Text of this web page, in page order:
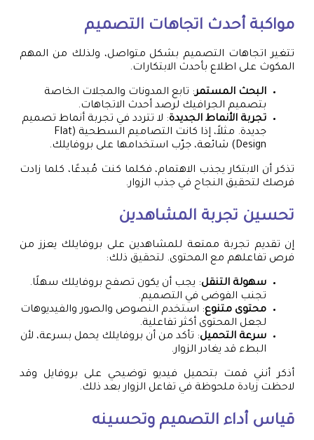
مواكبة أحدث اتجاهات التصميم
تتغير اتجاهات التصميم بشكل متواصل، ولذلك من المهم
المكوث على اطلاع بأحدث الابتكارات.
البحث المستمر: تابع المدونات والمجلات الخاصة
بتصميم الجرافيك لرصد أحدث الاتجاهات.
تجربة الأنماط الجديدة: لا تتردد في تجربة أنماط تصميم
جديدة. مثلاً، إذا كانت التصاميم السطحية (Flat
Design) شائعة، جرّب استخدامها على بروفايلك.
تذكر أن الابتكار يجذب الاهتمام، فكلما كنت مُبدعًا، كلما زادت
فرصك لتحقيق النجاح في جذب الزوار.
تحسين تجربة المشاهدين
إن تقديم تجربة ممتعة للمشاهدين على بروفايلك يعزز من
فرص تفاعلهم مع المحتوى. لتحقيق ذلك:
سهولة التنقل: يجب أن يكون تصفح بروفايلك سهلًا.
تجنب الفوضى في التصميم.
محتوى متنوع: استخدم النصوص والصور والفيديوهات
لجعل المحتوى أكثر تفاعلية.
سرعة التحميل: تأكد من أن بروفايلك يحمل بسرعة، لأن
البطء قد يغادر الزوار.
أذكر أنني قمت بتحميل فيديو توضيحي على بروفايل وقد
لاحظت زيادة ملحوظة في تفاعل الزوار بعد ذلك.
قياس أداء التصميم وتحسينه